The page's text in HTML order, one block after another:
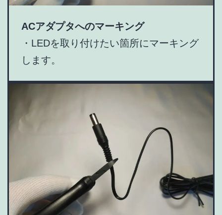
ACアダプタへのマーキング
・LEDを取り付けたい箇所にマーキング
します。